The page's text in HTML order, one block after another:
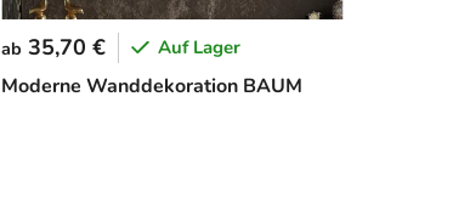
Moderne Wanddekoration BAUM
ab 35,70 € Auf Lager